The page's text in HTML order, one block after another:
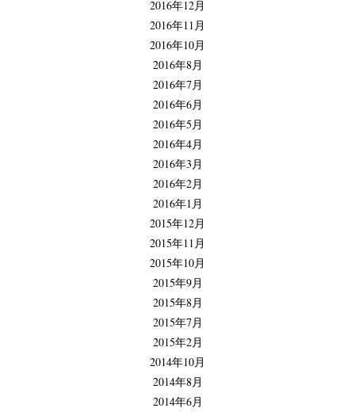
2016年12月
2016年11月
2016年10月
2016年8月
2016年7月
2016年6月
2016年5月
2016年4月
2016年3月
2016年2月
2016年1月
2015年12月
2015年11月
2015年10月
2015年9月
2015年8月
2015年7月
2015年2月
2014年10月
2014年8月
2014年6月